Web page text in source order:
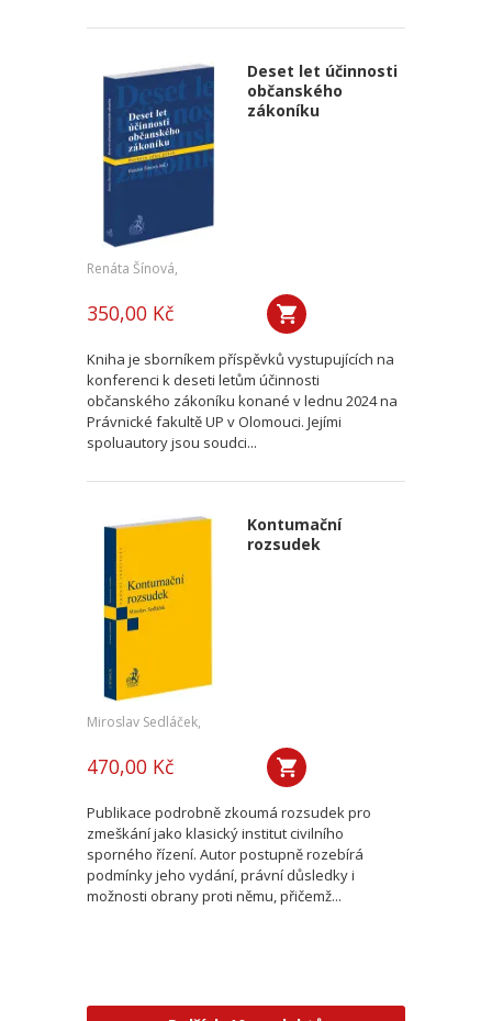
Deset let účinnosti
občanského
zákoníku
Renáta Šínová,
350,00 Kč
Kniha je sborníkem příspěvků vystupujících na
konferenci k deseti letům účinnosti
občanského zákoníku konané v lednu 2024 na
Právnické fakultě UP v Olomouci. Jejími
spoluautory jsou soudci...
Kontumační
rozsudek
Miroslav Sedláček,
470,00 Kč
Publikace podrobně zkoumá rozsudek pro
zmeškání jako klasický institut civilního
sporného řízení. Autor postupně rozebírá
podmínky jeho vydání, právní důsledky i
možnosti obrany proti němu, přičemž...